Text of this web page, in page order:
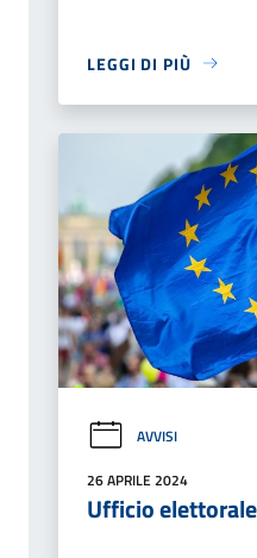
LEGGI DI PIÙ
AVVISI
26 APRILE 2024
Ufficio elettorale